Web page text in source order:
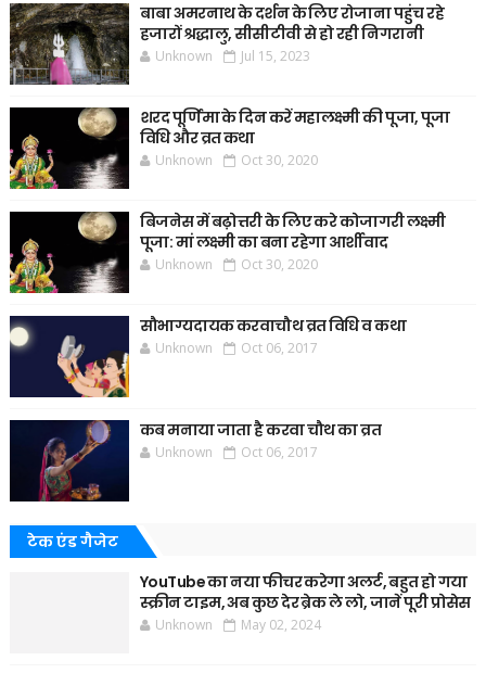
बाबा अमरनाथ के दर्शन के लिए रोजाना पहुंच रहे
हजारों श्रद्धालु, सीसीटीवी से हो रही निगरानी
Unknown Jul 15, 2023
शरद पूर्णिमा के दिन करें महालक्ष्मी की पूजा, पूजा
विधि और व्रत कथा
Unknown Oct 30, 2020
बिजनेस में बढ़ोत्तरी के लिए करे कोजागरी लक्ष्मी
पूजा: मां लक्ष्मी का बना रहेगा आर्शीवाद
Unknown Oct 30, 2020
सौभाग्यदायक करवाचौथ व्रत विधि व कथा
Unknown Oct 06, 2017
कब मनाया जाता है करवा चौथ का व्रत
Unknown Oct 06, 2017
टेक एंड गैजेट
YouTube का नया फीचर करेगा अलर्ट, बहुत हो गया
स्क्रीन टाइम, अब कुछ देर ब्रेक ले लो, जानें पूरी प्रोसेस
Unknown May 02, 2024